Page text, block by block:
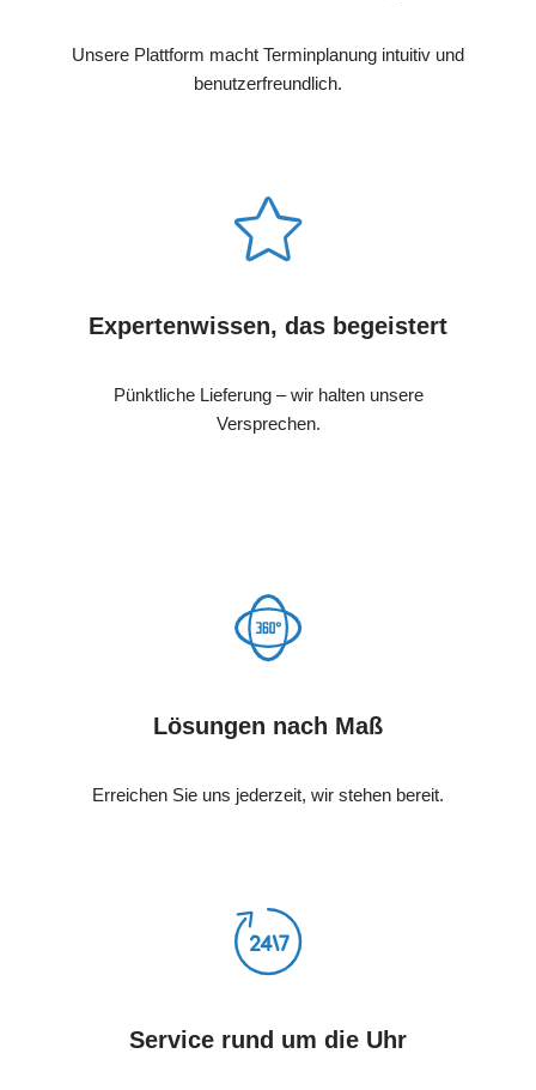
Unsere Plattform macht Terminplanung intuitiv und
benutzerfreundlich.
Expertenwissen, das begeistert
Pünktliche Lieferung – wir halten unsere
Versprechen.
Lösungen nach Maß
Erreichen Sie uns jederzeit, wir stehen bereit.
Service rund um die Uhr